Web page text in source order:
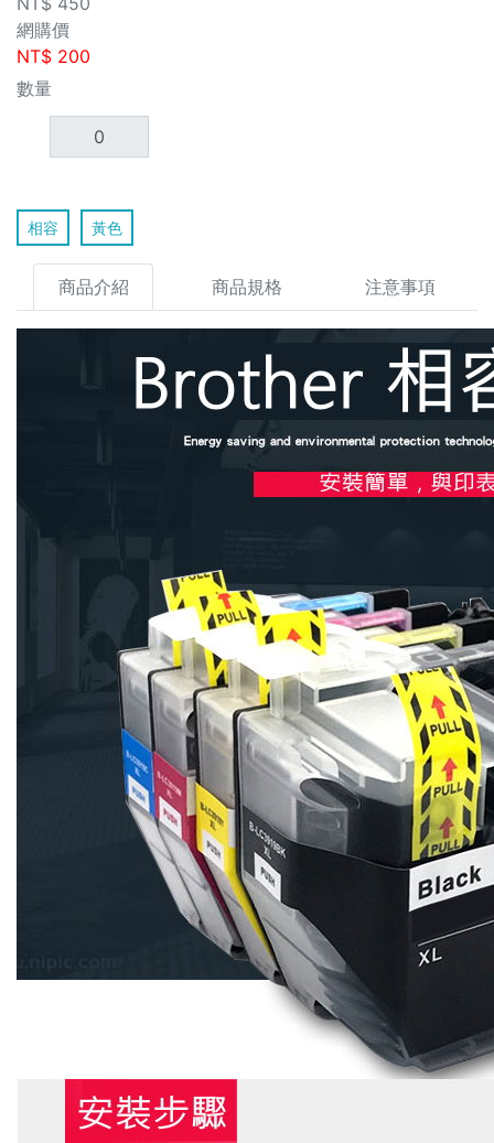
網購價
NT$ 200
數量
相容 黃色
商品介紹 商品規格 注意事項